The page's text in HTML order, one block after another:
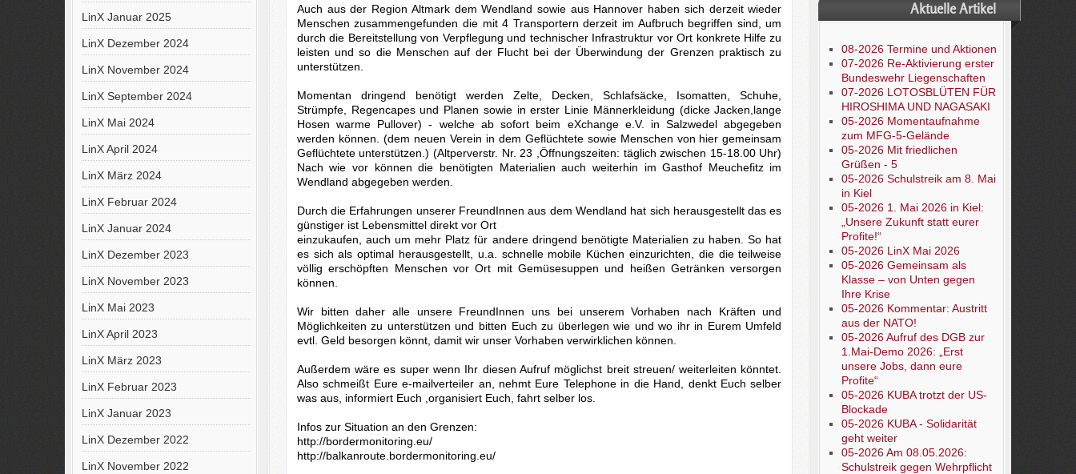
LinX Januar 2025
LinX Dezember 2024
LinX November 2024
LinX September 2024
LinX Mai 2024
LinX April 2024
LinX März 2024
LinX Februar 2024
LinX Januar 2024
LinX Dezember 2023
LinX November 2023
LinX Mai 2023
LinX April 2023
LinX März 2023
LinX Februar 2023
LinX Januar 2023
LinX Dezember 2022
LinX November 2022
Auch aus der Region Altmark dem Wendland sowie aus Hannover haben sich derzeit wieder
Menschen zusammengefunden die mit 4 Transportern derzeit im Aufbruch begriffen sind, um
durch die Bereitstellung von Verpflegung und technischer Infrastruktur vor Ort konkrete Hilfe zu
leisten und so die Menschen auf der Flucht bei der Überwindung der Grenzen praktisch zu
unterstützen.
Momentan dringend benötigt werden Zelte, Decken, Schlafsäcke, Isomatten, Schuhe,
Strümpfe, Regencapes und Planen sowie in erster Linie Männerkleidung (dicke Jacken,lange
Hosen warme Pullover) - welche ab sofort beim eXchange e.V. in Salzwedel abgegeben
werden können. (dem neuen Verein in dem Geflüchtete sowie Menschen von hier gemeinsam
Geflüchtete unterstützen.) (Altperverstr. Nr. 23 ,Öffnungszeiten: täglich zwischen 15-18.00 Uhr)
Nach wie vor können die benötigten Materialien auch weiterhin im Gasthof Meuchefitz im
Wendland abgegeben werden.
Durch die Erfahrungen unserer FreundInnen aus dem Wendland hat sich herausgestellt das es
günstiger ist Lebensmittel direkt vor Ort
einzukaufen, auch um mehr Platz für andere dringend benötigte Materialien zu haben. So hat
es sich als optimal herausgestellt, u.a. schnelle mobile Küchen einzurichten, die die teilweise
völlig erschöpften Menschen vor Ort mit Gemüsesuppen und heißen Getränken versorgen
können.
Wir bitten daher alle unsere FreundInnen uns bei unserem Vorhaben nach Kräften und
Möglichkeiten zu unterstützen und bitten Euch zu überlegen wie und wo ihr in Eurem Umfeld
evtl. Geld besorgen könnt, damit wir unser Vorhaben verwirklichen können.
Außerdem wäre es super wenn Ihr diesen Aufruf möglichst breit streuen/ weiterleiten könntet.
Also schmeißt Eure e-mailverteiler an, nehmt Eure Telephone in die Hand, denkt Euch selber
was aus, informiert Euch ,organisiert Euch, fahrt selber los.
Infos zur Situation an den Grenzen:
http://bordermonitoring.eu/
http://balkanroute.bordermonitoring.eu/
Aktuelle Artikel
08-2026 Termine und Aktionen
07-2026 Re-Aktivierung erster
Bundeswehr Liegenschaften
07-2026 LOTOSBLÜTEN FÜR
HIROSHIMA UND NAGASAKI
05-2026 Momentaufnahme
zum MFG-5-Gelände
05-2026 Mit friedlichen
Grüßen - 5
05-2026 Schulstreik am 8. Mai
in Kiel
05-2026 1. Mai 2026 in Kiel:
„Unsere Zukunft statt eurer
Profite!“
05-2026 LinX Mai 2026
05-2026 Gemeinsam als
Klasse – von Unten gegen
Ihre Krise
05-2026 Kommentar: Austritt
aus der NATO!
05-2026 Aufruf des DGB zur
1.Mai-Demo 2026: „Erst
unsere Jobs, dann eure
Profite“
05-2026 KUBA trotzt der US-
Blockade
05-2026 KUBA - Solidarität
geht weiter
05-2026 Am 08.05.2026:
Schulstreik gegen Wehrpflicht